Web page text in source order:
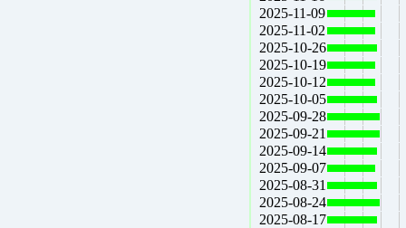
2025-11-09
2025-11-02
2025-10-26
2025-10-19
2025-10-12
2025-10-05
2025-09-28
2025-09-21
2025-09-14
2025-09-07
2025-08-31
2025-08-24
2025-08-17